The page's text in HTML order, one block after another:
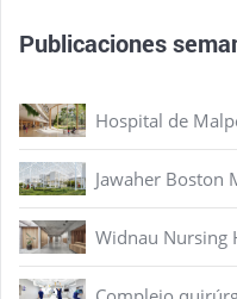
Publicaciones
Hospital de
Jawaher Boston
Widnau Nursing